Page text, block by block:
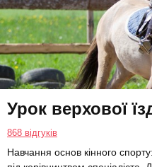
Урок верхової
868 відгуків
Навчання основ кінного